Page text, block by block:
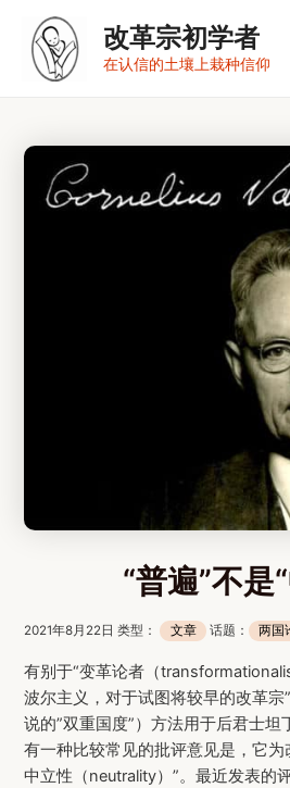
改革宗初学者
在认信的土壤上栽种信仰
“普遍”不是
2021年8月22日 类型： 文章 话题： 两国
有别于“变革论者（
波尔主义，对于试图将较早的改革宗
说的”双重国度”）方法用于后君士坦
有一种比较常见的批评意见是，它为
中立性（neutrality）”。最近发表的